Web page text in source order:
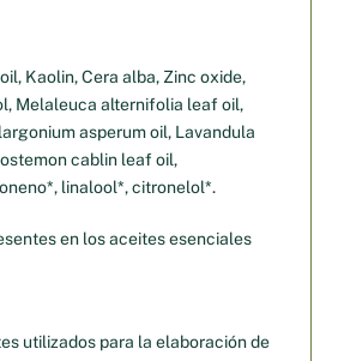
Kaolin, Cera alba, Zinc oxide,
Melaleuca alternifolia leaf oil,
asperum oil, Lavandula
cablin leaf oil,
linalool*, citronelol*.
en los aceites esenciales
utilizados para la elaboración de